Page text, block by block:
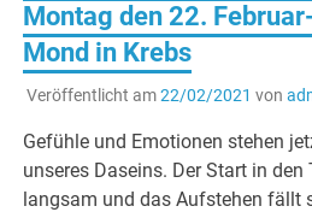
Montag den 22.
Mond in Krebs
Veröffentlicht am22/02/2021 von
Gefühle und Emotionen stehen
unseres Daseins. Der Start in
langsam und das Aufstehen fällt